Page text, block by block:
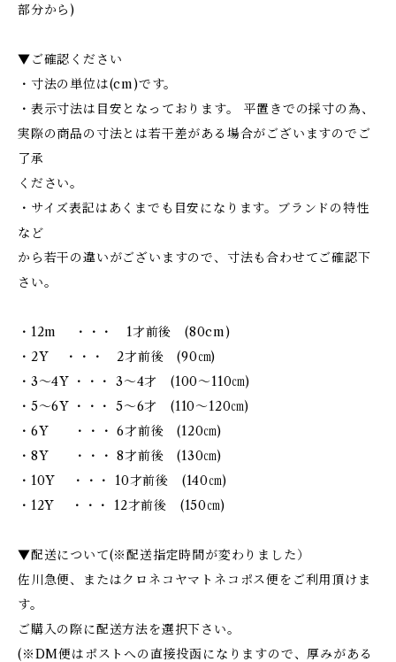
部分から)
▼ご確認ください
・寸法の単位は(cm)です。
・表示寸法は目安となっております。 平置きでの採寸の為、
実際の商品の寸法とは若干差がある場合がございますのでご
了承
ください。
・サイズ表記はあくまでも目安になります。ブランドの特性
など
から若干の違いがございますので、寸法も合わせてご確認下
さい。
・12m ・・・ 1才前後 (80cm)
・2Y ・・・ 2才前後 (90㎝)
・3～4Y ・・・ 3～4才 (100～110㎝)
・5～6Y ・・・ 5～6才 (110～120㎝)
・6Y ・・・ 6才前後 (120㎝)
・8Y ・・・ 8才前後 (130㎝)
・10Y ・・・ 10才前後 (140㎝)
・12Y ・・・ 12才前後 (150㎝)
▼配送について(※配送指定時間が変わりました）
佐川急便、またはクロネコヤマトネコポス便をご利用頂けま
す。
ご購入の際に配送方法を選択下さい。
(※DM便はポストへの直接投函になりますので、厚みがある